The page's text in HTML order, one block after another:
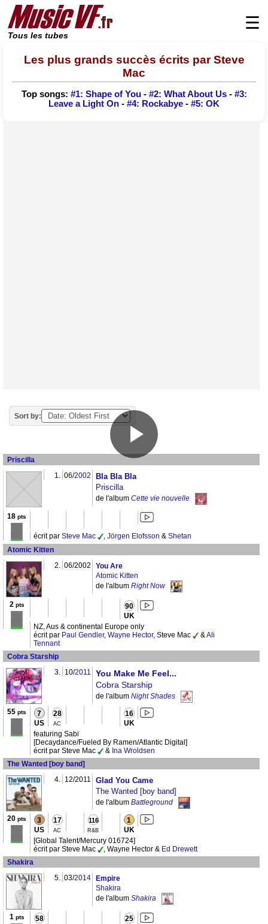
Tous les tubes
☰
Les plus grands succès écrits par Steve
Mac
Top songs: #1: Shape of You- #2: What About Us- #3:
Leave a Light On - #4: Rockabye - #5: OK
Sort by:
Priscilla
1. 06/2002
Bla Bla Bla
Priscilla
de l'album Cette vie nouvelle
18 pts
écrit par Steve Mac , Jörgen Elofsson & Shetan
Atomic Kitten
2. 06/2002
You Are
Atomic Kitten
de l'album Right Now
2 pts 90
UK
NZ, Aus & continental Europe only
écrit par Paul Gendler, Wayne Hector, Steve Mac &Ali
Tennant
Cobra Starship
3. 10/2011
You Make Me Feel...
Cobra Starship
de l'album Night Shades
55 pts 7
US
28
AC
16
UK
featuring Sabi
[Decaydance/Fueled By Ramen/Atlantic Digital]
écrit par Steve Mac
& Ina Wroldsen
The Wanted [boy band]
4. 12/2011
Glad You Came
The Wanted [boy band]
de l'album Battleground
20 pts 3
US
17
AC
116
R&B
1
UK
[Global Talent/Mercury 016724]
écrit par Steve Mac
, Wayne Hector & Ed Drewett
Shakira
5. 03/2014
Empire
Shakira
de l'album Shakira
1 pts 58 25